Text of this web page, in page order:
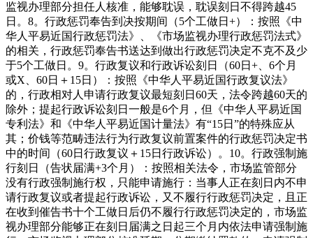
监视办理部分担任人核准，能够耽误，耽误刻日不得跨越45
日。8。行政惩罚奉告到决按期间（5个工做日+）：按照《中
华人平易近国行政惩罚法》、《市场监视办理行政惩罚法式》
的相关，行政惩罚奉告书送达到做出行政惩罚决定不克不及少
于5个工做日。9。行政复议和行政诉讼刻日（60日+、6个月
或X、60日＋15日）：按照《中华人平易近国行政复议法》
的，行政相对人申请行政复议最短刻日60天，法令跨越60天的
除外；提起行政诉讼刻日一般是6个月，但《中华人平易近国
专利法》和《中华人平易近国计量法》有“15日”的特殊应从
其；价钱等范畴违法行为行政复议前置案件的行政惩罚决定书
中的时间（60日行政复议＋15日行政诉讼）。10。行政强制施
行刻日（告状届满+3个月）：按照相关法令，市场监管部分
没有行政强制施行权，只能申请施行：当事人正在刻日内不申
请行政复议或者提起行政诉讼，又不履行行政惩罚决定，且正
在收到催告书十个工做日后仍不履行行政惩罚决定的，市场监
视办理部分能够正在刻日届满之日起三个月内依法申请强制施